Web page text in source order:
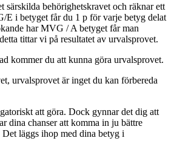
särskilda behörighetskravet och räknar ett
E i betyget får du 1 p för varje betyg delat
har MVG / A betyget får man
tittar vi på resultatet av urvalsprovet.
kommer du att kunna göra urvalsprovet.
urvalsprovet är inget du kan förbereda
att göra. Dock gynnar det dig att
dina chanser att komma in ju bättre
läggs ihop med dina betyg i